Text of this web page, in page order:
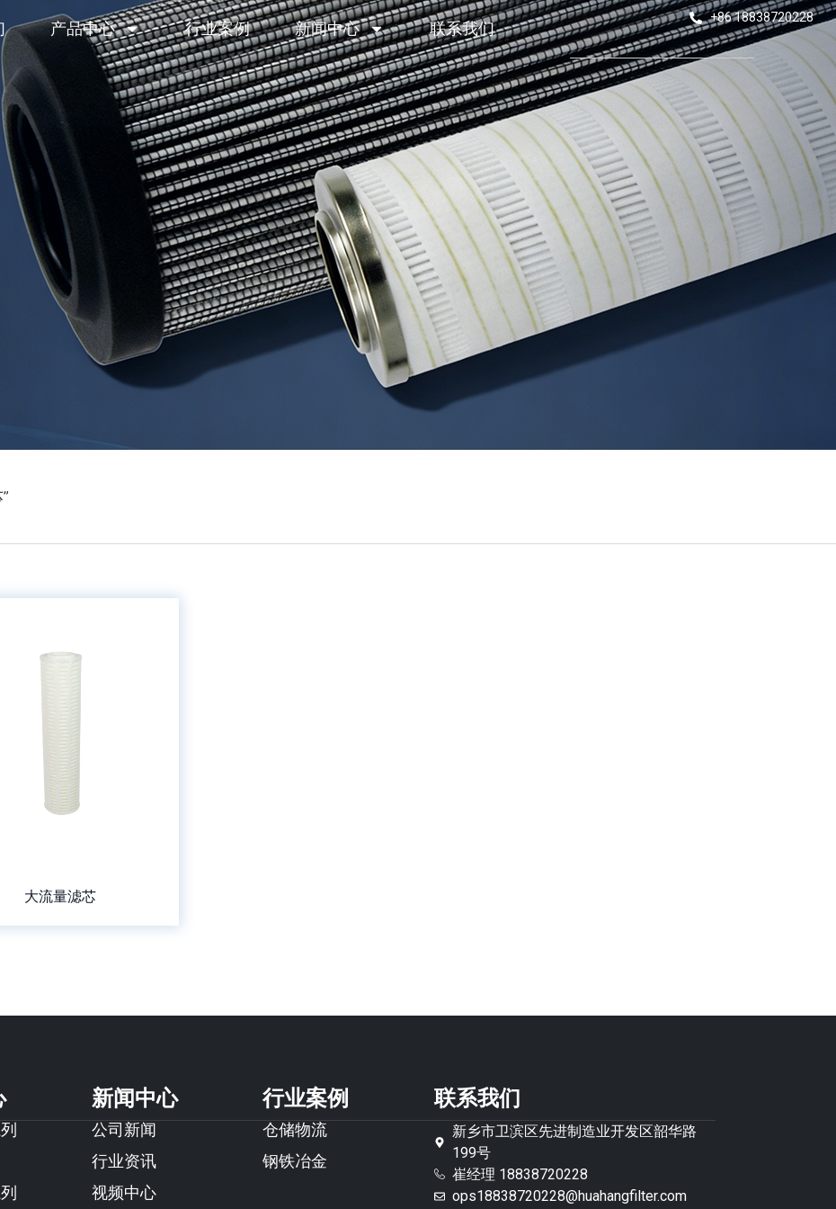
产品中心 行业案例 新闻中心 联系我们
+86 18838720228
大流量滤芯
新闻中心
公司新闻
行业资讯
视频中心
行业案例
仓储物流
钢铁冶金
联系我们
新乡市卫滨区先进制造业开发区韶华路
199号
崔经理 18838720228
ops18838720228@huahangfilter.com